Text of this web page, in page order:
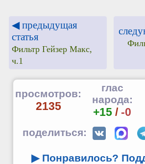
◀ предыдущая
статья
Фильтр Гейзер Макс,
ч.1
просмотров:
2135
глас
народа:
+15 / -0
поделиться:
▶ Понравилось?